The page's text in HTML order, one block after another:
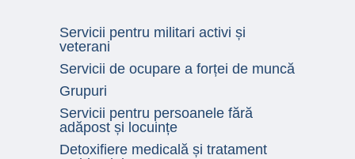
Servicii pentru militari activi și
veterani
Servicii de ocupare a forței de muncă
Grupuri
Servicii pentru persoanele fără
adăpost și locuințe
Detoxifiere medicală și tratament